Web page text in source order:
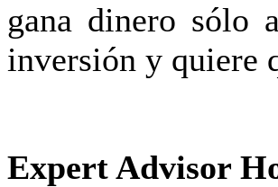
gana dinero sólo
inversión y quiere
Expert Advisor